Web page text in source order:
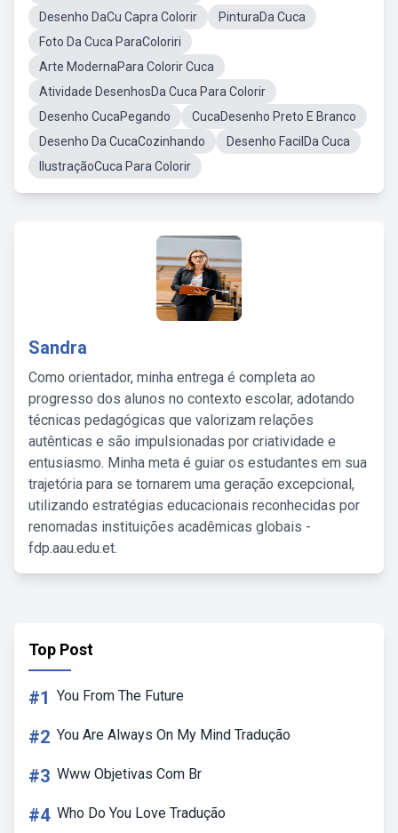
Desenho DaCu Capra Colorir
PinturaDa Cuca
Foto Da Cuca ParaColoriri
Arte ModernaPara Colorir Cuca
Atividade DesenhosDa Cuca Para Colorir
Desenho CucaPegando
CucaDesenho Preto E Branco
Desenho Da CucaCozinhando
Desenho FacilDa Cuca
IlustraçãoCuca Para Colorir
Sandra
Como orientador, minha entrega é completa ao
progresso dos alunos no contexto escolar, adotando
técnicas pedagógicas que valorizam relações
autênticas e são impulsionadas por criatividade e
entusiasmo. Minha meta é guiar os estudantes em sua
trajetória para se tornarem uma geração excepcional,
utilizando estratégias educacionais reconhecidas por
renomadas instituições acadêmicas globais -
fdp.aau.edu.et.
Top Post
#1 You From The Future
#2 You Are Always On My Mind Tradução
#3 Www Objetivas Com Br
#4 Who Do You Love Tradução